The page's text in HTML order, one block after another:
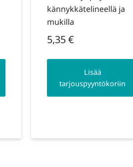
kännykkätelineellä ja
mukilla
5,35€
Lisää
tarjouspyyntökoriin